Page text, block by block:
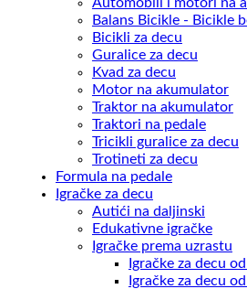
Balans Bicikle - Bicikle
Bicikli za decu
Guralice za decu
Kvad za decu
Motor na akumulator
Traktor na akumulator
Traktori na pedale
Tricikli guralice za decu
Trotineti za decu
Formula na pedale
Igračke za decu
Autići na daljinski
Edukativne igračke
Igračke prema uzrastu
Igračke za decu
Igračke za decu